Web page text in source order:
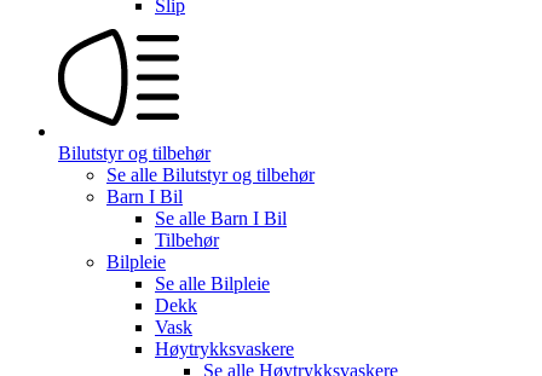
Slip
Bilutstyr og tilbehør
Se alle Bilutstyr og tilbehør
Barn I Bil
Se alle Barn I Bil
Tilbehør
Bilpleie
Se alle Bilpleie
Dekk
Vask
Høytrykksvaskere
Se alle Høytrykksvaskere